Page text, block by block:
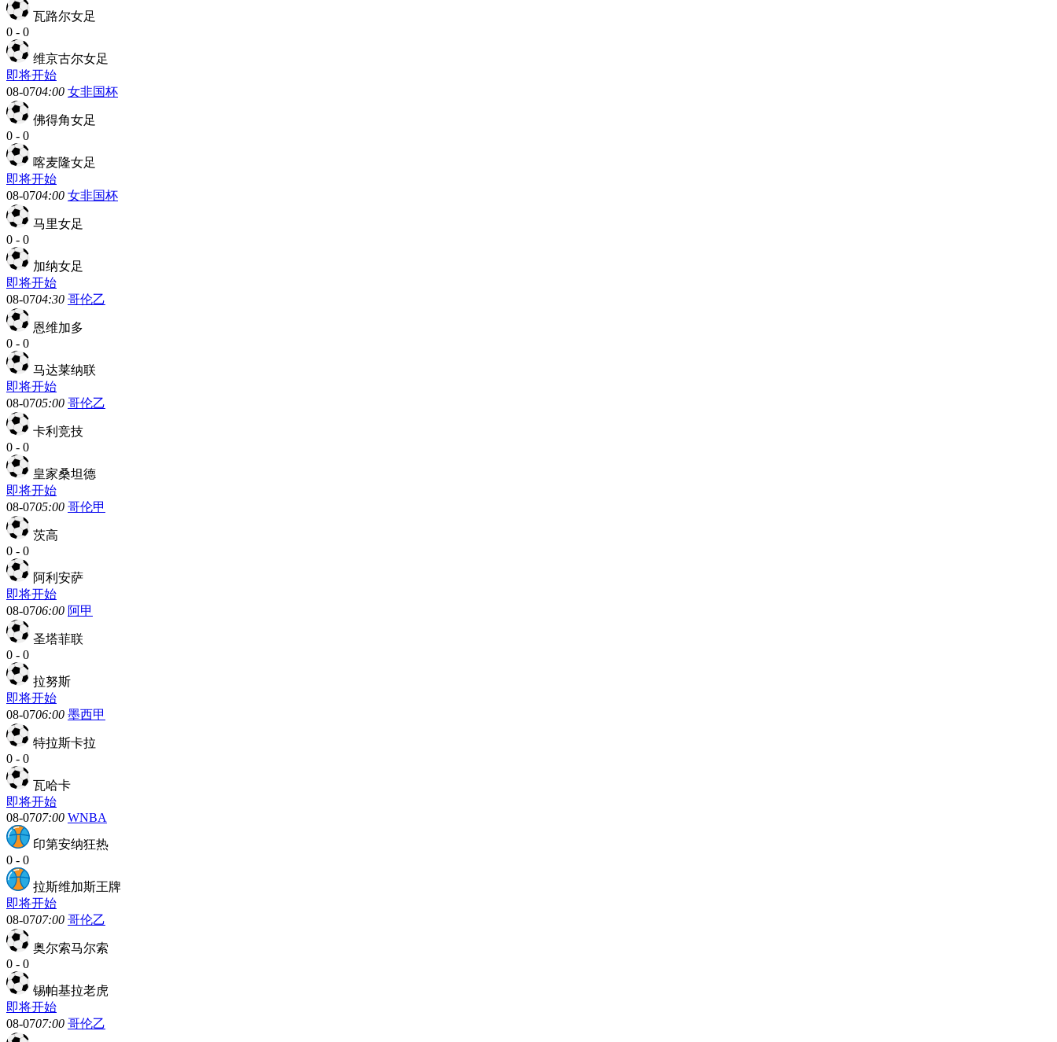
瓦路尔女足
0 - 0
维京古尔女足
即将开始
08-0704:00 女非国杯
佛得角女足
0 - 0
喀麦隆女足
即将开始
08-0704:00 女非国杯
马里女足
0 - 0
加纳女足
即将开始
08-0704:30 哥伦乙
恩维加多
0 - 0
马达莱纳联
即将开始
08-0705:00 哥伦乙
卡利竞技
0 - 0
皇家桑坦德
即将开始
08-0705:00 哥伦甲
茨高
0 - 0
阿利安萨
即将开始
08-0706:00 阿甲
圣塔菲联
0 - 0
拉努斯
即将开始
08-0706:00 墨西甲
特拉斯卡拉
0 - 0
瓦哈卡
即将开始
08-0707:00 WNBA
印第安纳狂热
0 - 0
拉斯维加斯王牌
即将开始
08-0707:00 哥伦乙
奥尔索马尔索
0 - 0
锡帕基拉老虎
即将开始
08-0707:00 哥伦乙